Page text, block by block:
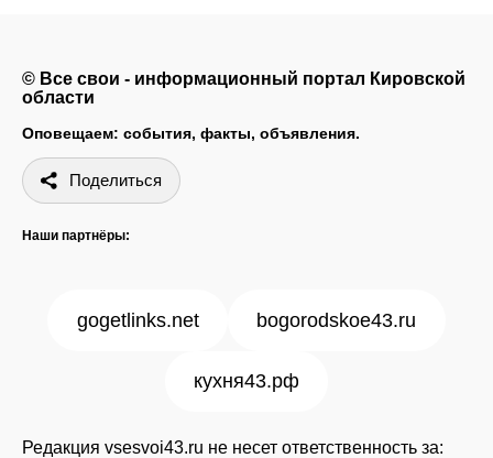
© Все свои - информационный портал Кировской
области
Оповещаем: события, факты, объявления.
Поделиться
Наши партнёры:
gogetlinks.net bogorodskoe43.ru
кухня43.рф
Редакция vsesvoi43.ru не несет ответственность за: